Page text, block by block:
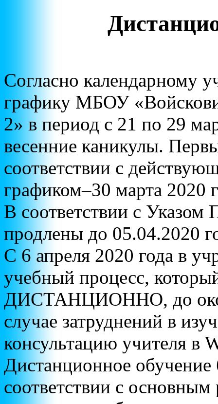
Согласно календарному
графику МБОУ
2» в период с 21 по 29
весенние каникулы.
соответствии с
графиком–30 марта 2020
В соответствии с
продлены до 05.04.2020
С 6 апреля 2020 года в
учебный процесс,
ДИСТАНЦИОННО, до
случае затруднений в
консультацию учителя в
Дистанционное обучение
соответствии с